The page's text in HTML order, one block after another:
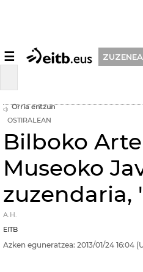
☰
Orria entzun
OSTIRALEAN
Bilboko
Museoko
zuzendaria,
A.H.
EITB
Azken eguneratzea: 2013/01/24 16:04